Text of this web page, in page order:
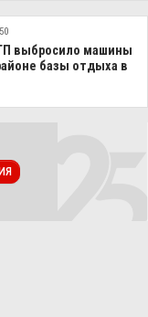
выбросило машины
базы отдыха в